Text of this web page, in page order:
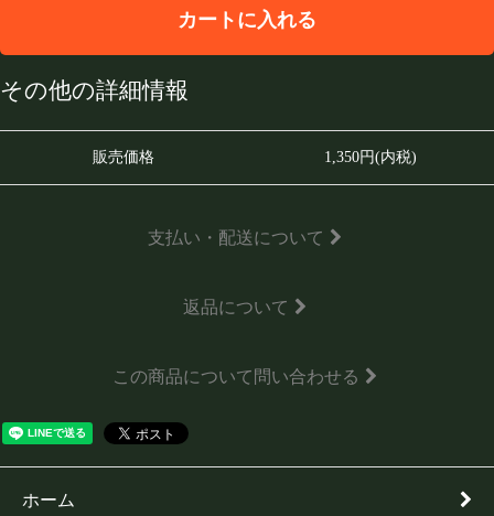
カートに入れる
その他の詳細情報
販売価格 1,350円(内税)
支払い・配送について
返品について
この商品について問い合わせる
ホーム